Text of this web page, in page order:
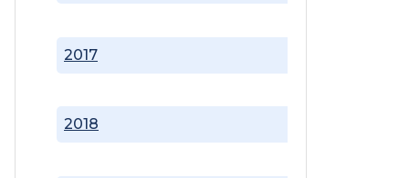
2017
2018